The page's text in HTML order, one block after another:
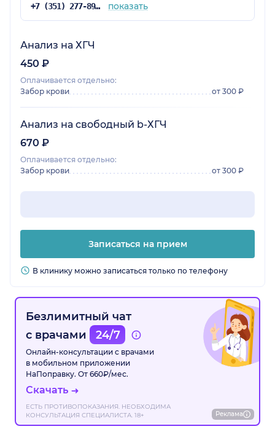
+7 (351) 277-89-10 показать
Анализ на ХГЧ
450 ₽
Оплачивается отдельно:
Забор крови
от 300 ₽
Анализ на свободный b-ХГЧ
670 ₽
Оплачивается отдельно:
Забор крови
от 300 ₽
Записаться на прием
В клинику можно записаться только по телефону
Безлимитный чат
с врачами
24/7
Онлайн-консультации с врачами
в мобильном приложении
НаПоправку. От 660₽/мес.
Скачать
ЕСТЬ ПРОТИВОПОКАЗАНИЯ. НЕОБХОДИМА
КОНСУЛЬТАЦИЯ СПЕЦИАЛИСТА. 18+
Реклама